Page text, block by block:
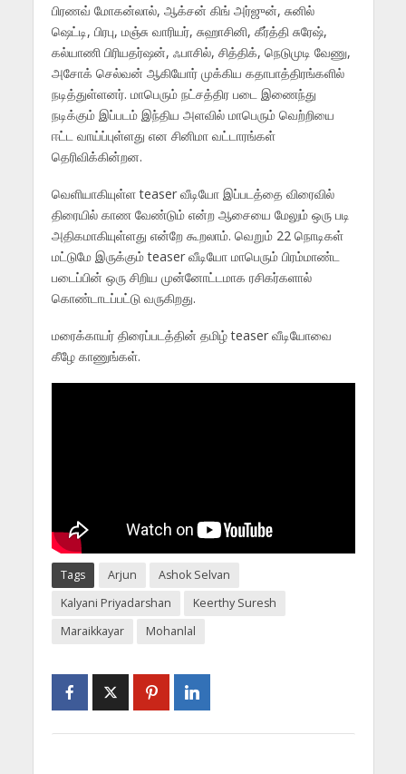
பிரணவ் மோகன்லால், ஆக்சன் கிங் அர்ஜுன், சுனில்
ஷெட்டி, பிரபு, மஞ்சு வாரியர், சுஹாசினி, கீர்த்தி சுரேஷ்,
கல்யாணி பிரியதர்ஷன், ஃபாசில், சித்திக், நெடுமுடி வேணு,
அசோக் செல்வன் ஆகியோர் முக்கிய கதாபாத்திரங்களில்
நடித்துள்ளனர். மாபெரும் நட்சத்திர படை இணைந்து
நடிக்கும் இப்படம் இந்திய அளவில் மாபெரும் வெற்றியை
ஈட்ட வாய்ப்புள்ளது என சினிமா வட்டாரங்கள்
தெரிவிக்கின்றன.
வெளியாகியுள்ள teaser வீடியோ இப்படத்தை விரைவில்
திரையில் காண வேண்டும் என்ற ஆசையை மேலும் ஒரு படி
அதிகமாகியுள்ளது என்றே கூறலாம். வெறும் 22 நொடிகள்
மட்டுமே இருக்கும் teaser வீடியோ மாபெரும் பிரம்மாண்ட
படைப்பின் ஒரு சிறிய முன்னோட்டமாக ரசிகர்களால்
கொண்டாடப்பட்டு வருகிறது.
மரைக்காயர் திரைப்படத்தின் தமிழ் teaser வீடியோவை
கீழே காணுங்கள்.
Tags Arjun
Ashok Selvan
Kalyani Priyadarshan
Keerthy Suresh
Maraikkayar
Mohanlal